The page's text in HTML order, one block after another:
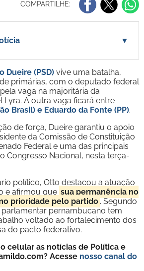
COMPARTILHE:
▼
Dueire (PSD) vive uma batalha,
primárias, com o deputado federal
vaga na majoritária da
Lyra. A outra vaga ficará entre
Brasil) e Eduardo da Fonte (PP).
de força, Dueire garantiu o apoio
da Comissão de Constituição
Federal e uma das principais
Congresso Nacional, nesta terça-
político, Otto destacou a atuação
e afirmou que sua permanência no
prioridade pelo partido. Segundo
pernambucano tem
voltado ao fortalecimento dos
do pacto federativo.
celular as notícias de Política e
Acesse nosso canal do